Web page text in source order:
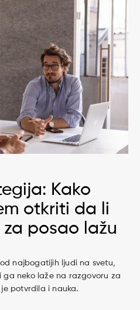
Kako
otkriti da li
posao lažu
najbogatijih ljudi na svetu,
neko laže na razgovoru za
potvrdila i nauka.